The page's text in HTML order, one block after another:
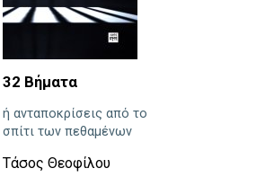
32 Βήματα
ή ανταποκρίσεις από το
σπίτι των πεθαμένων
Τάσος Θεοφίλου